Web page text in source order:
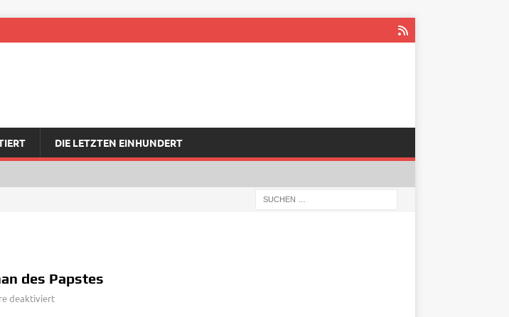
DIE LETZTEN EINHUNDERT
des Papstes
deaktiviert